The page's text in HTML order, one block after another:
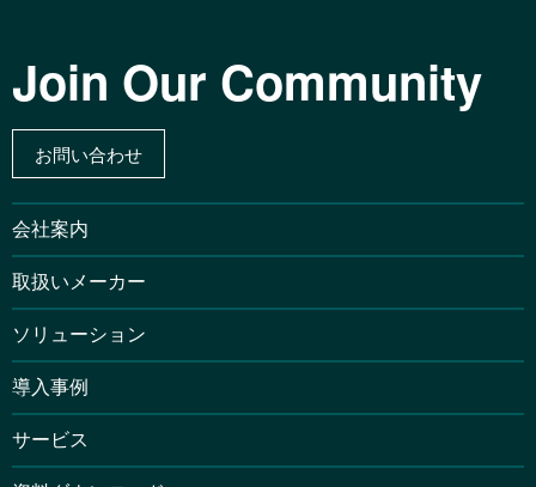
Join Our Community
お問い合わせ
会社案内
取扱いメーカー
ソリューション
導入事例
サービス